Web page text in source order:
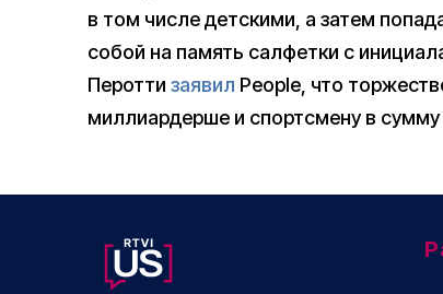
в том числе детскими, а затем
собой на память салфетки с
Перотти заявил People, что
миллиардерше и спортсмену в